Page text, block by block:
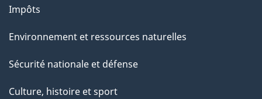
g
e
Impôts
Environnement et ressources naturelles
Sécurité nationale et défense
Culture, histoire et sport